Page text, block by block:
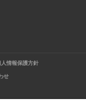
人情報保護方針
せ